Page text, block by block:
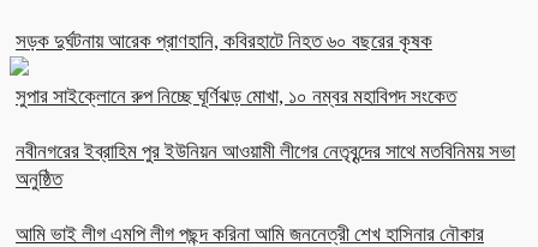
সড়ক দুর্ঘটনায় আরেক প্রাণহানি, কবিরহাটে নিহত ৬০ বছরের কৃষক
সুপার সাইক্লোনে রুপ নিচ্ছে ঘূর্ণিঝড় মোখা, ১০ নম্বর মহাবিপদ সংকেত
নবীনগরের ইব্রাহিম পুর ইউনিয়ন আওয়ামী লীগের নেতৃবৃন্দের সাথে মতবিনিময় সভা
অনুষ্ঠিত
আমি ভাই লীগ এমপি লীগ পছন্দ করিনা আমি জননেত্রী শেখ হাসিনার নৌকার